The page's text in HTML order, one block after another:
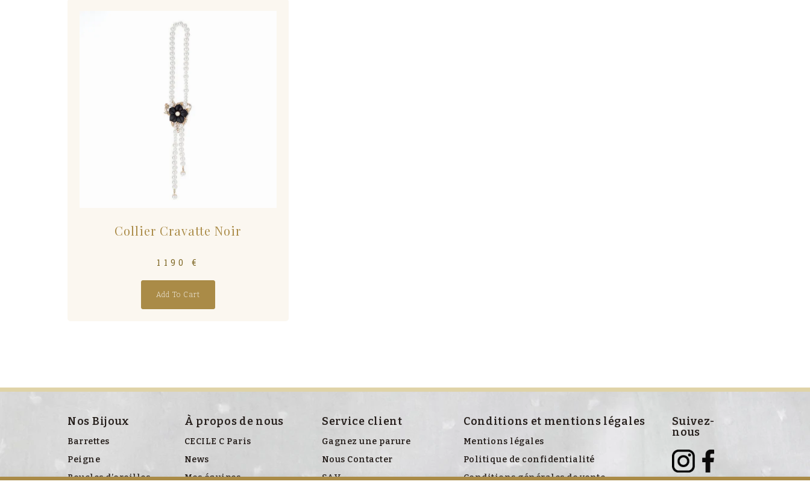
Collier Cravatte Noir
1190€
Add To Cart
Nos Bijoux
Barrettes
Peigne
Boucles d’oreilles
À propos de nous
CECILE C Paris
News
Mes équipes
Service client
Gagnez une parure
Nous Contacter
SAV
Conditions et mentions légales
Mentions légales
Politique de confidentialité
Conditions générales de vente
Suivez-
nous